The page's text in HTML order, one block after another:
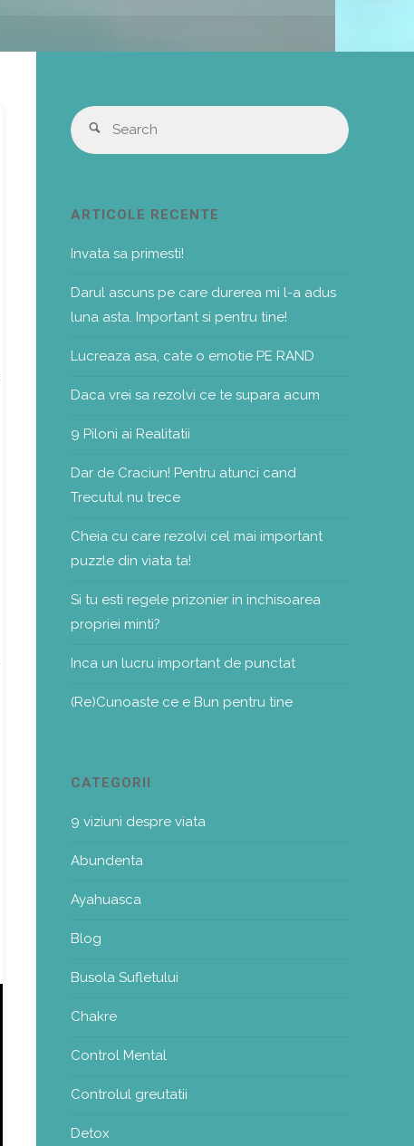
Search
ARTICOLE RECENTE
Invata sa primesti!
Darul ascuns pe care durerea mi l-a adus
luna asta. Important si pentru tine!
Lucreaza asa, cate o emotie PE RAND
Daca vrei sa rezolvi ce te supara acum
9 Piloni ai Realitatii
Dar de Craciun! Pentru atunci cand
Trecutul nu trece
Cheia cu care rezolvi cel mai important
puzzle din viata ta!
Si tu esti regele prizonier in inchisoarea
propriei minti?
Inca un lucru important de punctat
(Re)Cunoaste ce e Bun pentru tine
CATEGORII
9 viziuni despre viata
Abundenta
Ayahuasca
Blog
Busola Sufletului
Chakre
Control Mental
Controlul greutatii
Detox